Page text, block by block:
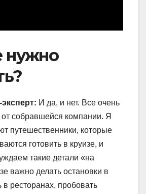
нужно
И да, и нет. Все очень
от собравшейся компании. Я
путешественники, которые
готовить в круизе, и
такие детали «на
важно делать остановки в
в ресторанах, пробовать